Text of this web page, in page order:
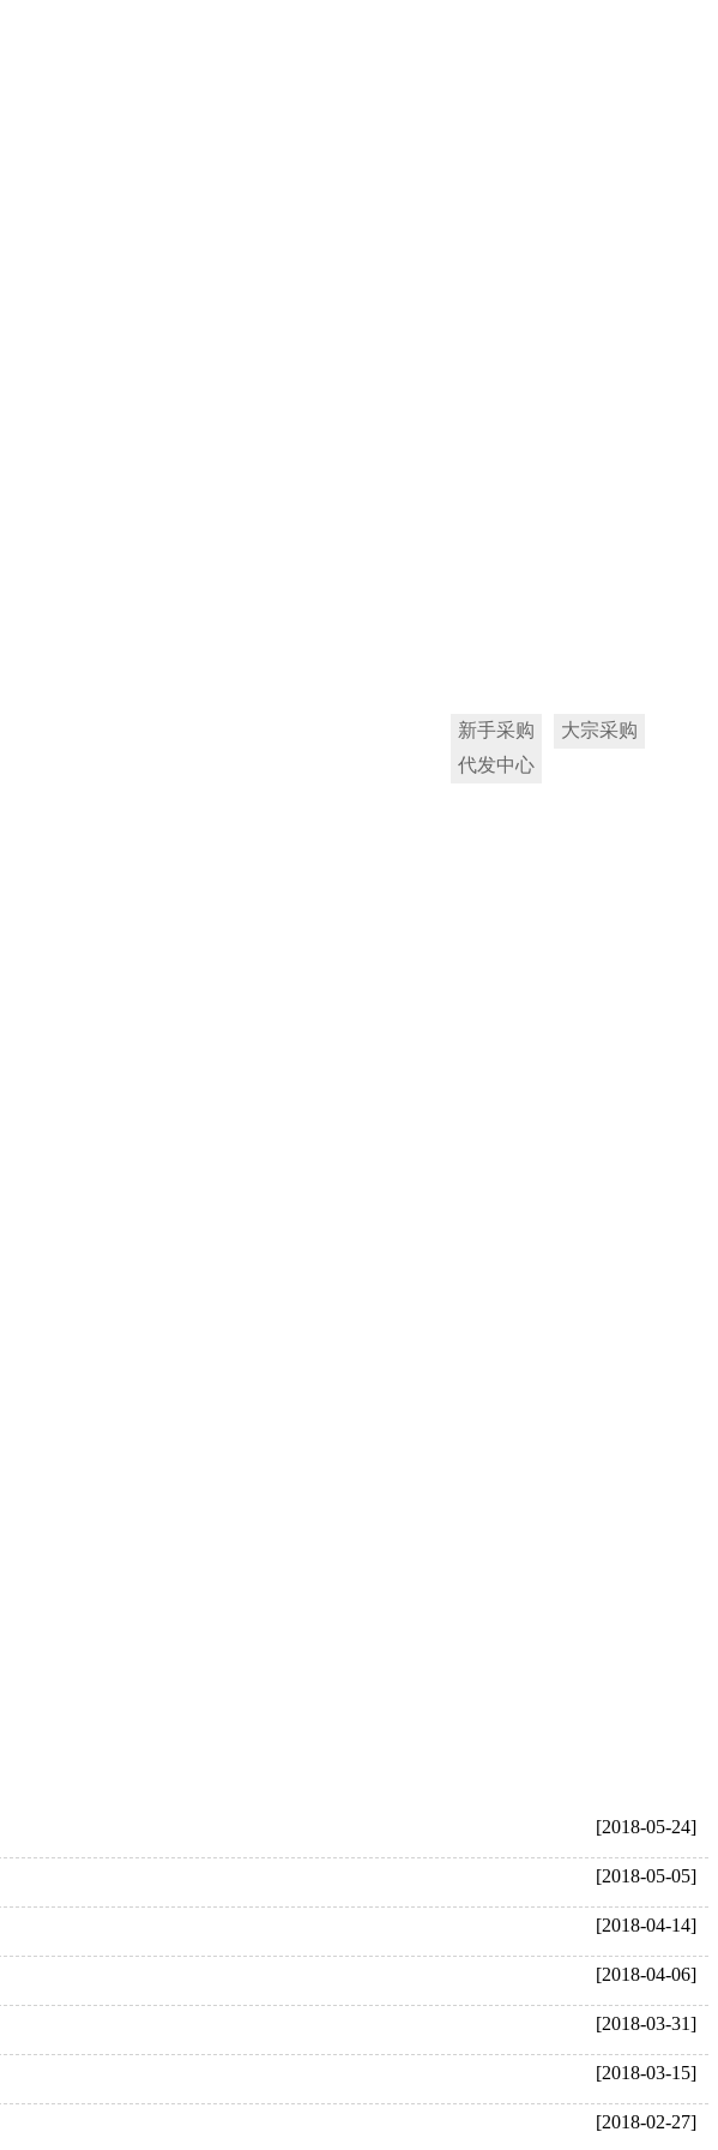
新手采购
大宗采购
代发中心
[2018-05-24]
[2018-05-05]
[2018-04-14]
[2018-04-06]
[2018-03-31]
[2018-03-15]
[2018-02-27]